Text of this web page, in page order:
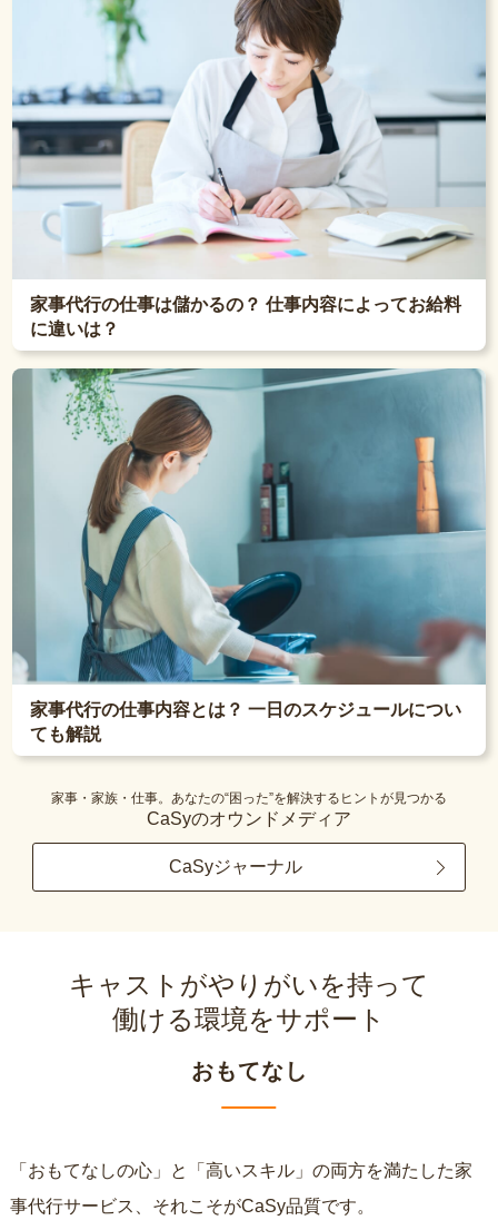
家事代行の仕事は儲かるの？ 仕事内容によってお給料
に違いは？
家事代行の仕事内容とは？ 一日のスケジュールについ
ても解説
家事・家族・仕事。あなたの“困った”を解決するヒントが見つかる
CaSyのオウンドメディア
CaSyジャーナル
キャストがやりがいを持って
働ける環境をサポート
おもてなし
「おもてなしの心」と「高いスキル」の両方を満たした家
事代行サービス、それこそがCaSy品質です。